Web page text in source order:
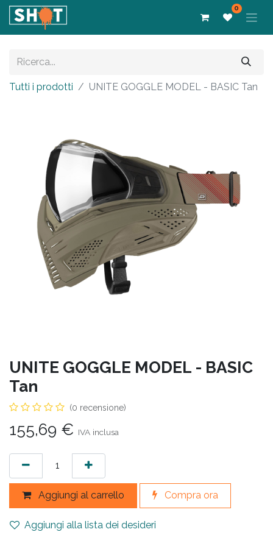
0
Tutti i prodotti UNITE GOGGLE MODEL - BASIC Tan
UNITE GOGGLE MODEL - BASIC
Tan
(0 recensione)
155,69 € IVA inclusa
Aggiungi al carrello Compra ora
Aggiungi alla lista dei desideri